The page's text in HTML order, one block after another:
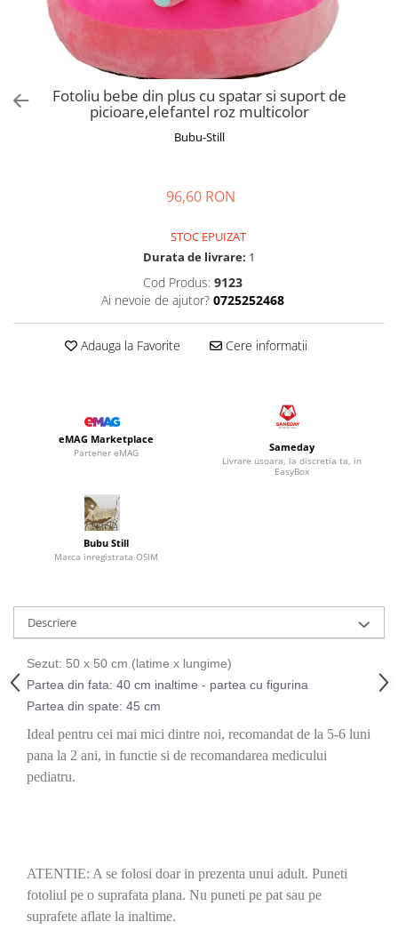
Bluze, pieptarase, mentite
Veste bebe
Ciorapi
Bluze, pieptarase, mentite
Veste bebe
Pantaloni de exterior
Cos depozitare jucarii
Articole mamici
Jocuri educative si de societate
Jucarii tip Montessori
Mingii
Adidasi
Incaltaminte de panza
Fotoliu bebe din plus cu spatar si suport de
picioare,elefantel roz multicolor
Bubu-Still
96,60 RON
STOC EPUIZAT
Durata de livrare: 1
Cod Produs: 9123
Ai nevoie de ajutor? 0725252468
Adauga la Favorite Cere informatii
eMAG Marketplace
Partener eMAG Sameday
Livrare usoara, la discretia ta, in
EasyBox
Bubu Still
Marca inregistrata OSIM
Descriere
Sezut: 50 x 50 cm (latime x lungime)
Partea din fata: 40 cm inaltime - partea cu figurina
Partea din spate: 45 cm
Ideal pentru cei mai mici dintre noi, recomandat de la 5-6 luni
pana la 2 ani, in functie si de recomandarea medicului
pediatru.
ATENTIE: A se folosi doar in prezenta unui adult. Puneti
fotoliul pe o suprafata plana. Nu puneti pe pat sau pe
suprafete aflate la inaltime.